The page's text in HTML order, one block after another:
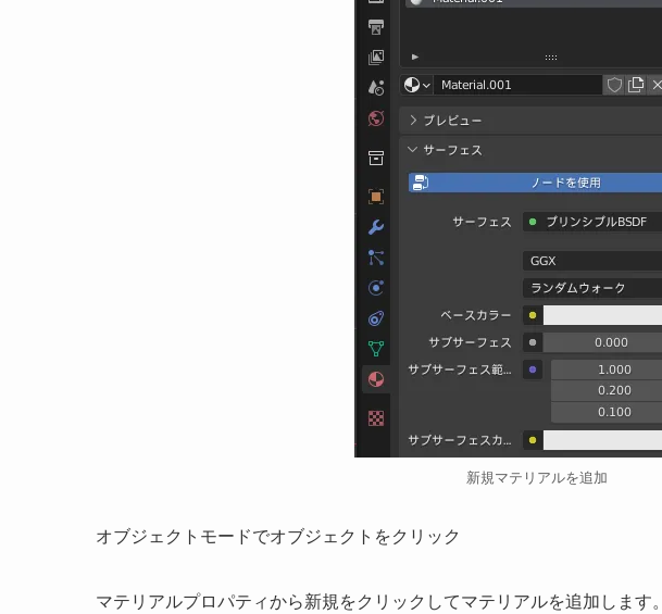
新規マテリアルを追加
オブジェクトモードでオブジェクトをクリック
マテリアルプロパティから新規をクリックしてマテリアルを追加します。